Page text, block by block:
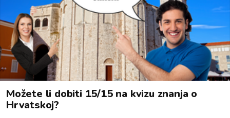
Možete li dobiti 15/15 na kvizu znanja o
Hrvatskoj?